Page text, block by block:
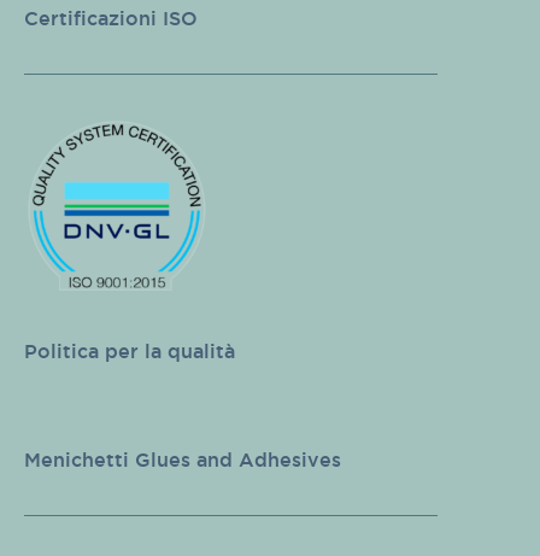
Certificazioni ISO
Politica per la qualità
Menichetti Glues and Adhesives